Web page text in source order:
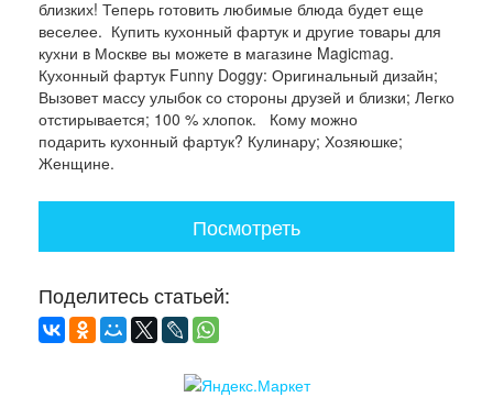
близких! Теперь готовить любимые блюда будет еще
веселее. Купить кухонный фартук и другие товары для
кухни в Москве вы можете в магазине Magicmag.
Кухонный фартук Funny Doggy: Оригинальный дизайн;
Вызовет массу улыбок со стороны друзей и близки; Легко
отстирывается; 100 % хлопок. Кому можно
подарить кухонный фартук? Кулинару; Хозяюшке;
Женщине.
Посмотреть
Поделитесь статьей: